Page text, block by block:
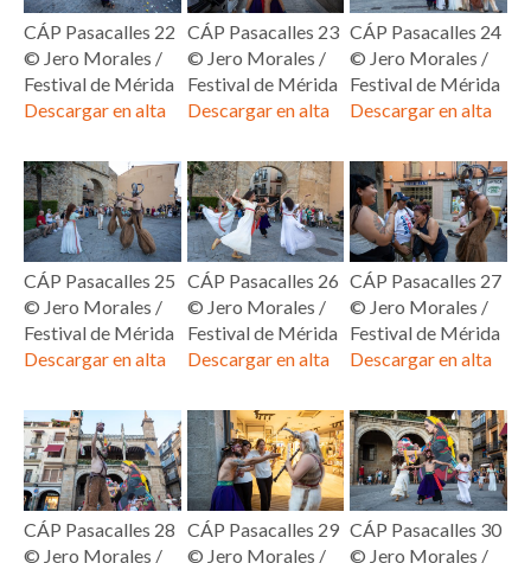
CÁP Pasacalles 22
© Jero Morales /
Festival de Mérida
Descargar en alta
CÁP Pasacalles 23
© Jero Morales /
Festival de Mérida
Descargar en alta
CÁP Pasacalles 24
© Jero Morales /
Festival de Mérida
Descargar en alta
CÁP Pasacalles 25
© Jero Morales /
Festival de Mérida
Descargar en alta
CÁP Pasacalles 26
© Jero Morales /
Festival de Mérida
Descargar en alta
CÁP Pasacalles 27
© Jero Morales /
Festival de Mérida
Descargar en alta
CÁP Pasacalles 28
© Jero Morales /
CÁP Pasacalles 29
© Jero Morales /
CÁP Pasacalles 30
© Jero Morales /